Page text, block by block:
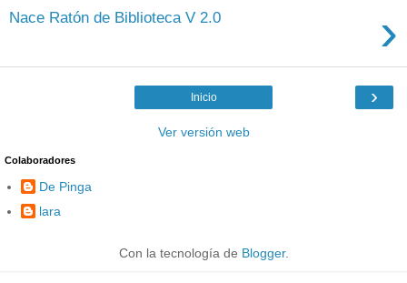
Nace Ratón de Biblioteca V 2.0 ›
›
Inicio
Ver versión web
Colaboradores
De Pinga
lara
Con la tecnología de Blogger.